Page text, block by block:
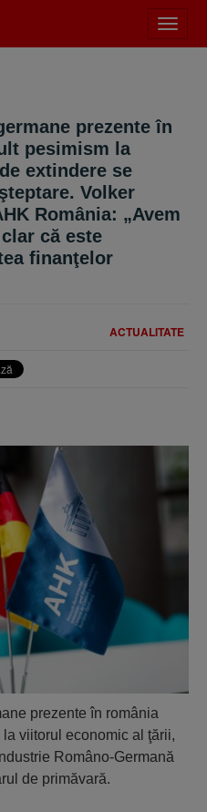
meniu
prezente în
pesimism la
extindere se
Volker
România: „Avem
că este
finanţelor
ACTUALITATE
prezente în românia
viitorul economic al ţării,
Româno-Germană
de primăvară.